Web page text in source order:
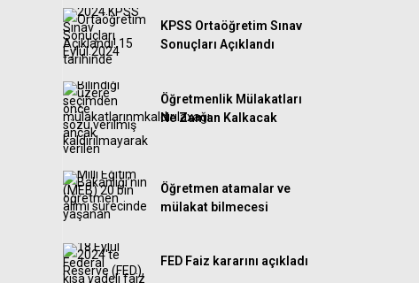
KPSS Ortaöğretim Sınav
Sonuçları Açıklandı
Öğretmenlik Mülakatları
Ne Zaman Kalkacak
Öğretmen atamalar ve
mülakat bilmecesi
FED Faiz kararını açıkladı